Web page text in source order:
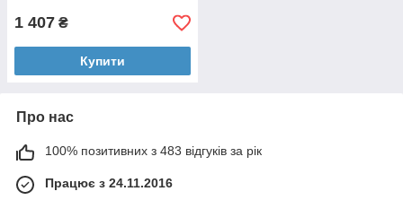
1 407 ₴
Купити
Про нас
100% позитивних з 483 відгуків за рік
Працює з 24.11.2016